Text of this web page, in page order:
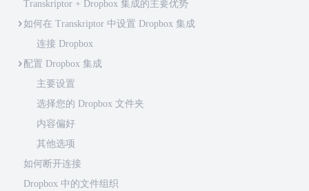
Transkriptor + Dropbox 集成的主要优势
如何在 Transkriptor 中设置 Dropbox 集成
连接 Dropbox
配置 Dropbox 集成
主要设置
选择您的 Dropbox 文件夹
内容偏好
其他选项
如何断开连接
Dropbox 中的文件组织